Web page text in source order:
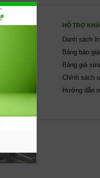
kính
trả hàng
HỖ TRỢ
Danh sách
Bảng báo
Bảng giá
Chính sách
Hướng dẫn